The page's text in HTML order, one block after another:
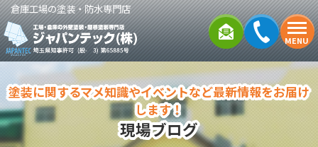
MENU
倉庫工場の塗装・防水専門店
塗装に関するマメ知識やイベントなど最新情報をお届け
します！
現場ブログ